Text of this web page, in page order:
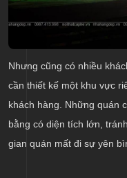
Nhưng cũng có nhiều
cần thiết kế một khu vực
khách hàng. Những quán
bằng có diện tích lớn,
gian quán mất đi sự yên